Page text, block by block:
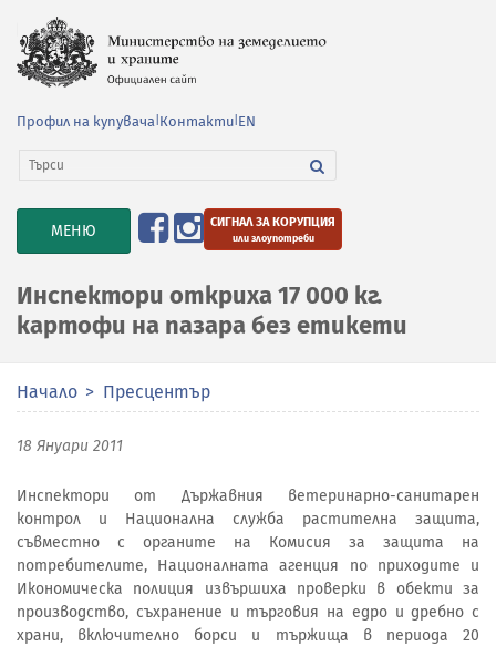
Профил на купувача Контакти EN
TOGGLE
NAVIGATION
МЕНЮ СИГНАЛ ЗА КОРУПЦИЯ
или злоупотреби
Инспектори откриха 17 000 кг.
картофи на пазара без етикети
Начало Пресцентър
18 Януари 2011
Инспектори от Държавния ветеринарно-санитарен
контрол и Национална служба растителна защита,
съвместно с органите на Комисия за защита на
потребителите, Националната агенция по приходите и
Икономическа полиция извършиха проверки в обекти за
производство, съхранение и търговия на едро и дребно с
храни, включително борси и тържища в периода 20